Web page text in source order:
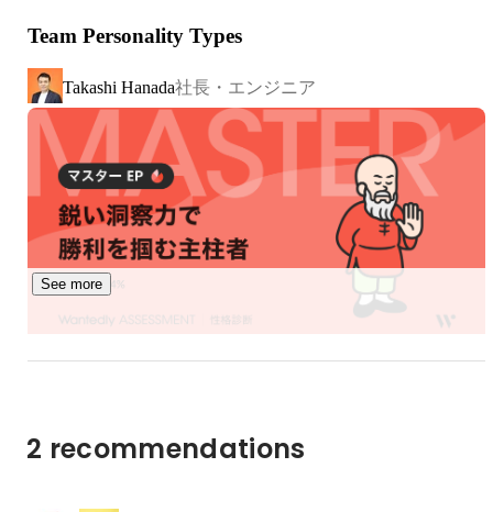
▍チームについて
社員数は50名(うち女性12名)ほどで、開発スタッフ(エン
ジニア)と運営スタッフ(カスタマーサクセス・マーケタ
ー・デザイナー)の比率は 5 : 5 です。
サービスの拡大に伴うい今回デザイナー職の募集に至りま
した。
Team Personality Types
Takashi Hanada社長・エンジニア
See more
2 recommendations